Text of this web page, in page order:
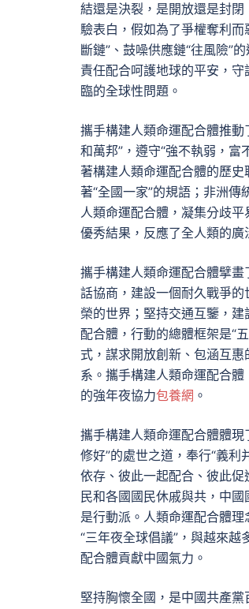
結還是決裂，是開放還是封
驗表白，假如為了爭權奪利而
斷鏈”、鼓噪供應鏈“往風險”
責任配合呵護地球的平安，
臨的全球性問題。
攜手構建人類命運配合體推動
和萬邦”，遵守“強不執弱，
著構建人類命運配合體的歷
著“全國一家”的規語；非洲
人類命運配合體，凝集分歧
優秀結果，反應了全人類的
攜手構建人類命運配合體擘
話協商，建設一個耐久戰爭
榮的世界；堅持交通互鑒，
配合體，行動的總體框架是“
式，謀求開放創新、包涵互
系。攜手構建人類命運配合體
的強年夜協力包養網 。
攜手構建人類命運配合體體
修好”的處世之道，奉行“義
依存、彼此一起配合、彼此
民和各國國民休戚與共，中
是行動派。人類命運配合體
“三年夜全球倡議”，與越來
配合體貢獻中國氣力。
堅持胸懷全國，是中國共產